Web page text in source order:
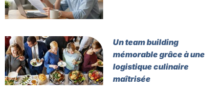
Un team building
mémorable grâce à une
logistique culinaire
maîtrisée